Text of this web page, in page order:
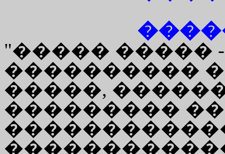
"����� �����
����������
�����,
���������